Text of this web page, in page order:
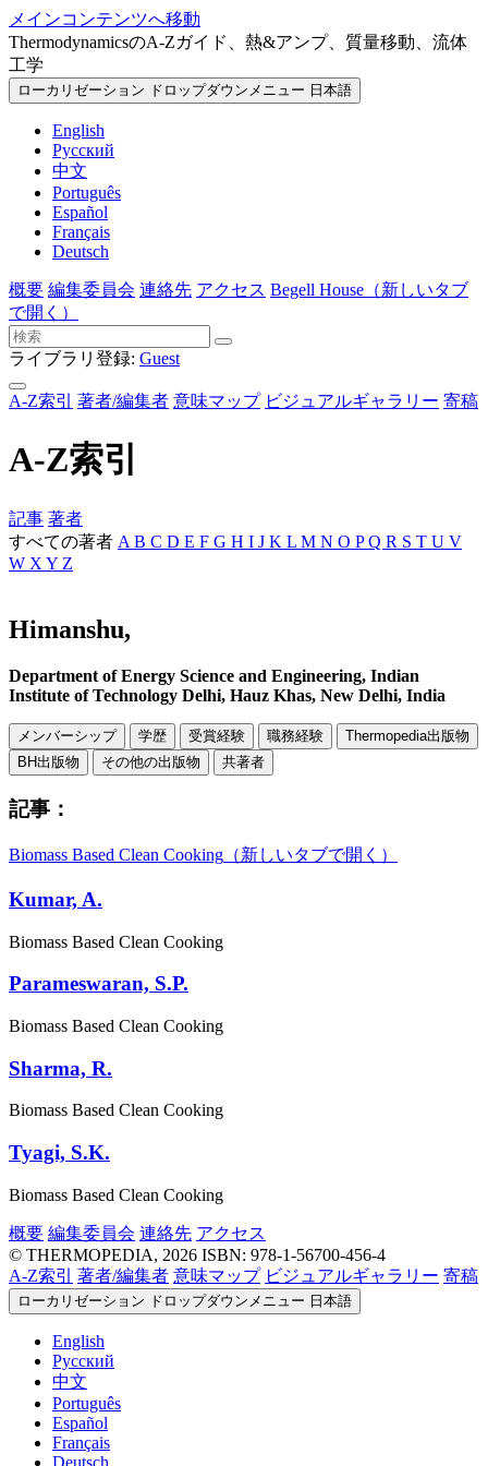
メインコンテンツへ移動
ThermodynamicsのA-Zガイド、熱&アンプ、質量移動、流体
工学
ローカリゼーション ドロップダウンメニュー 日本語
English
Русский
中文
Português
Español
Français
Deutsch
概要 編集委員会 連絡先 アクセス Begell House （新しいタブ
で開く）
ライブラリ登録: Guest
A-Z索引 著者/編集者 意味マップ ビジュアルギャラリー 寄稿
A-Z索引
記事 著者
すべての著者 A B C D E F G H I J K L M N O PQ R S T U V
W X Y Z
Himanshu,
Department of Energy Science and Engineering, Indian
Institute of Technology Delhi, Hauz Khas, New Delhi, India
メンバーシップ 学歴 受賞経験 職務経験
Thermopedia出版物
BH出版物
その他の出版物 共著者
記事：
Biomass Based Clean Cooking （新しいタブで開く）
Kumar, A.
Biomass Based Clean Cooking
Parameswaran, S.P.
Biomass Based Clean Cooking
Sharma, R.
Biomass Based Clean Cooking
Tyagi, S.K.
Biomass Based Clean Cooking
概要 編集委員会 連絡先 アクセス
© THERMOPEDIA, 2026 ISBN: 978-1-56700-456-4
A-Z索引
著者/編集者 意味マップ ビジュアルギャラリー 寄稿
ローカリゼーション ドロップダウンメニュー 日本語
English
Русский
中文
Português
Español
Français
Deutsch